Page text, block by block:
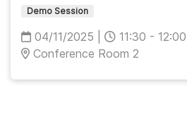
Demo Session
04/11/2025 11:30 - 12:00
Conference Room 2